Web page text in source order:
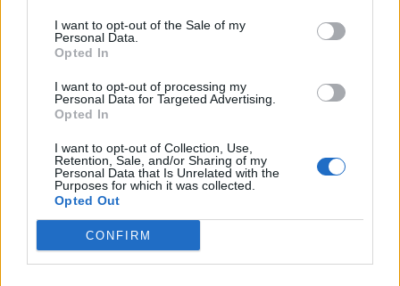
I want to opt-out of the Sale of my
Personal Data.
Opted In
I want to opt-out of processing my
Personal Data for Targeted Advertising.
Opted In
I want to opt-out of Collection, Use,
Retention, Sale, and/or Sharing of my
Personal Data that Is Unrelated with the
Purposes for which it was collected.
Opted Out
CONFIRM